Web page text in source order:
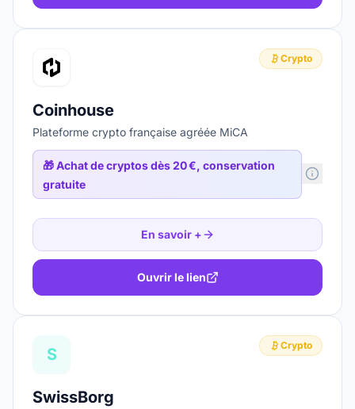
Crypto
Coinhouse
Plateforme crypto française agréée MiCA
🎁Achat de cryptos dès 20 €, conservation
gratuite
En savoir +
Ouvrir le lien
S Crypto
SwissBorg